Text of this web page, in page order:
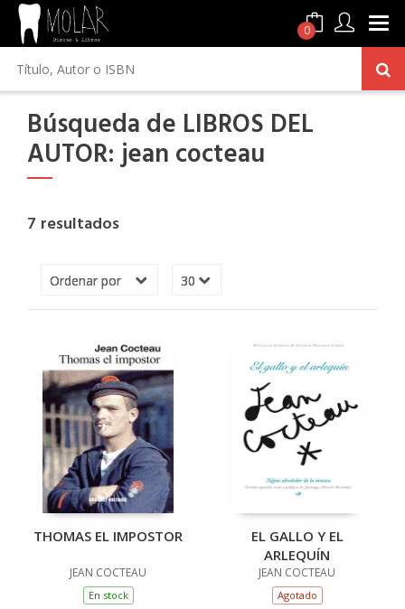
0
Búsqueda de LIBROS DEL
AUTOR: jean cocteau
7 resultados
THOMAS EL IMPOSTOR
JEAN COCTEAU
En stock
EL GALLO Y EL
ARLEQUÍN
JEAN COCTEAU
Agotado